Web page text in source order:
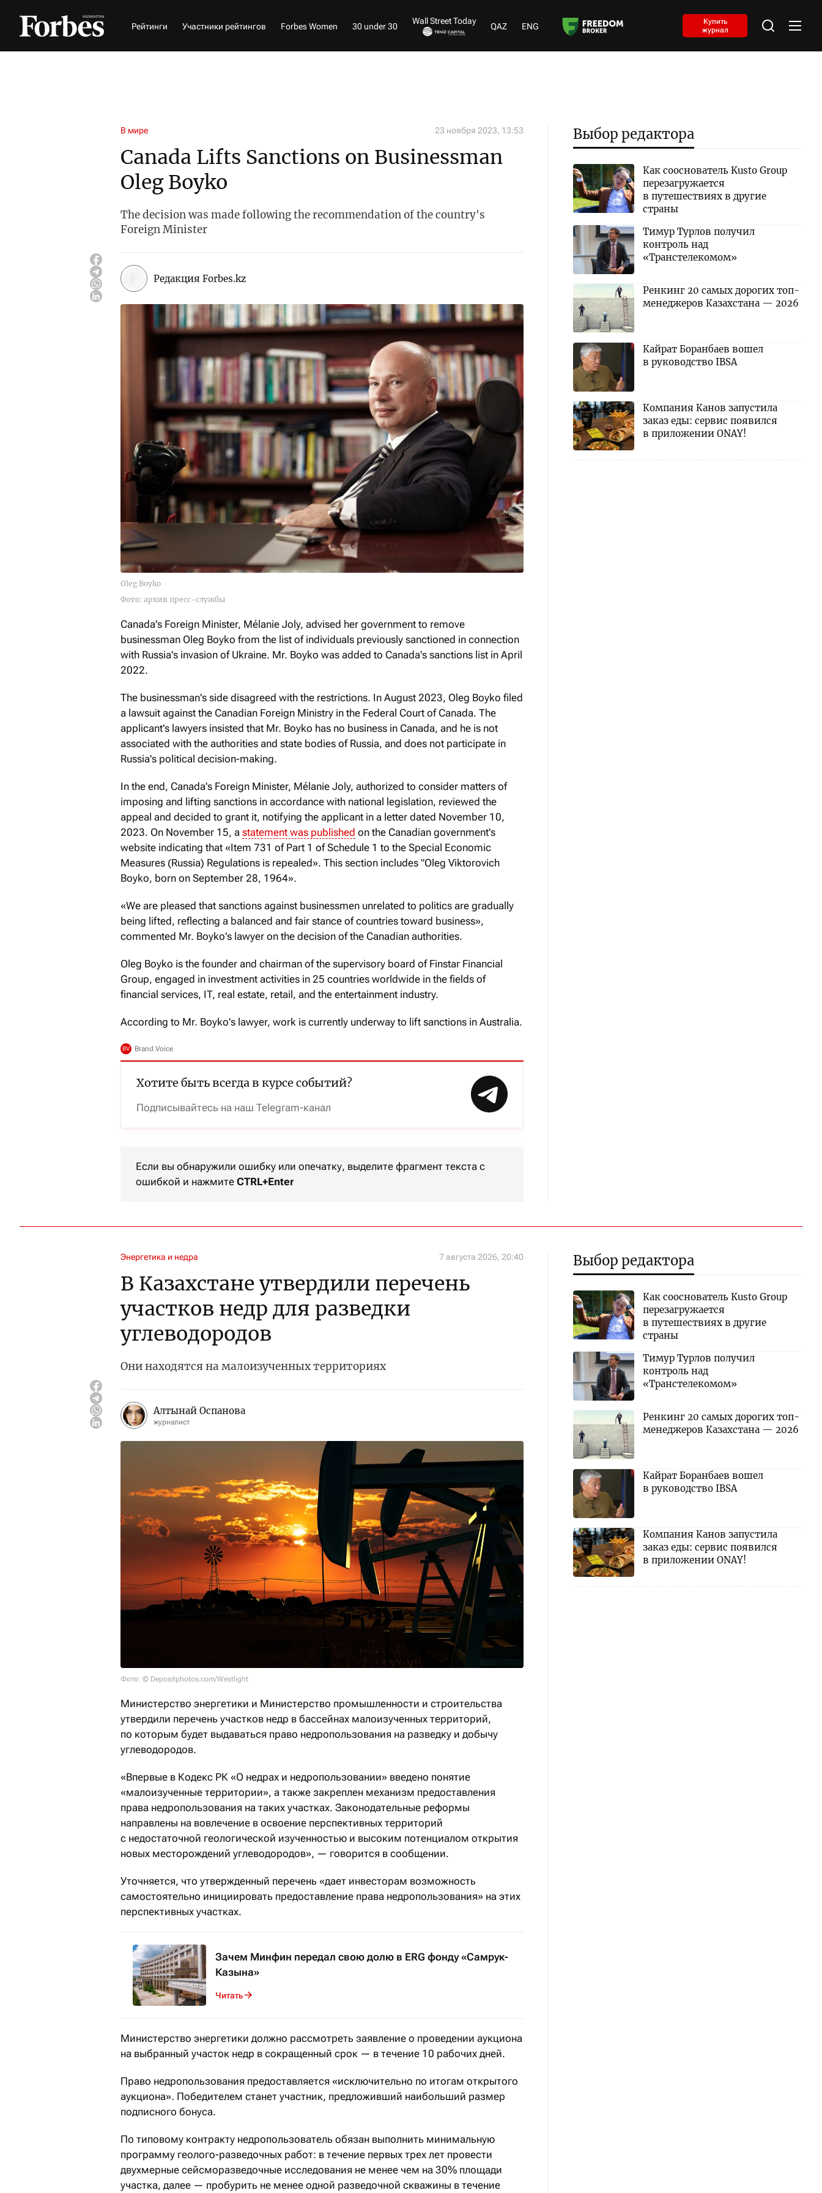
Рейтинги Участники рейтингов Forbes Women 30 under 30
Wall Street Today
QAZ ENG
Купить
журнал
В мире 23 ноября 2023, 13:53
Canada Lifts Sanctions on Businessman
Oleg Boyko
The decision was made following the recommendation of the country's
Foreign Minister
Редакция Forbes.kz
Oleg Boyko
Фото: архив пресс-службы
Canada's Foreign Minister, Mélanie Joly, advised her government to remove
businessman Oleg Boyko from the list of individuals previously sanctioned in connection
with Russia's invasion of Ukraine. Mr. Boyko was added to Canada's sanctions list in April
2022.
The businessman's side disagreed with the restrictions. In August 2023, Oleg Boyko filed
a lawsuit against the Canadian Foreign Ministry in the Federal Court of Canada. The
applicant's lawyers insisted that Mr. Boyko has no business in Canada, and he is not
associated with the authorities and state bodies of Russia, and does not participate in
Russia's political decision-making.
In the end, Canada's Foreign Minister, Mélanie Joly, authorized to consider matters of
imposing and lifting sanctions in accordance with national legislation, reviewed the
appeal and decided to grant it, notifying the applicant in a letter dated November 10,
2023. On November 15, a statement was published on the Canadian government's
website indicating that «Item 731 of Part 1 of Schedule 1 to the Special Economic
Measures (Russia) Regulations is repealed». This section includes "Oleg Viktorovich
Boyko, born on September 28, 1964».
«We are pleased that sanctions against businessmen unrelated to politics are gradually
being lifted, reflecting a balanced and fair stance of countries toward business»,
commented Mr. Boyko's lawyer on the decision of the Canadian authorities.
Oleg Boyko is the founder and chairman of the supervisory board of Finstar Financial
Group, engaged in investment activities in 25 countries worldwide in the fields of
financial services, IT, real estate, retail, and the entertainment industry.
According to Mr. Boyko's lawyer, work is currently underway to lift sanctions in Australia.
Хотите быть всегда в курсе событий?
Подписывайтесь на наш Telegram-канал
Если вы обнаружили ошибку или опечатку, выделите фрагмент текста с
ошибкой и нажмите CTRL+Enter
Выбор редактора
Как сооснователь Kusto Group
перезагружается
в путешествиях в другие
страны
Тимур Турлов получил
контроль над
«Транстелекомом»
Ренкинг 20 самых дорогих топ-
менеджеров Казахстана — 2026
Кайрат Боранбаев вошел
в руководство IBSA
Компания Канов запустила
заказ еды: сервис появился
в приложении ONAY!
Энергетика и недра 7 августа 2026, 20:40
В Казахстане утвердили перечень
участков недр для разведки
углеводородов
Они находятся на малоизученных территориях
Алтынай Оспанова
журналист
Фото: © Depositphotos.com/Westlight
Министерство энергетики и Министерство промышленности и строительства
утвердили перечень участков недр в бассейнах малоизученных территорий,
по которым будет выдаваться право недропользования на разведку и добычу
углеводородов.
«Впервые в Кодекс РК «О недрах и недропользовании» введено понятие
«малоизученные территории», а также закреплен механизм предоставления
права недропользования на таких участках. Законодательные реформы
направлены на вовлечение в освоение перспективных территорий
с недостаточной геологической изученностью и высоким потенциалом открытия
новых месторождений углеводородов», — говорится в сообщении.
Уточняется, что утвержденный перечень «дает инвесторам возможность
самостоятельно инициировать предоставление права недропользования» на этих
перспективных участках.
Зачем Минфин передал свою долю в ERG фонду «Самрук-
Казына»
Читать
Министерство энергетики должно рассмотреть заявление о проведении аукциона
на выбранный участок недр в сокращенный срок — в течение 10 рабочих дней.
Право недропользования предоставляется «исключительно по итогам открытого
аукциона». Победителем станет участник, предложивший наибольший размер
подписного бонуса.
По типовому контракту недропользователь обязан выполнить минимальную
программу геолого-разведочных работ: в течение первых трех лет провести
двухмерные сейсморазведочные исследования не менее чем на 30% площади
участка, далее — пробурить не менее одной разведочной скважины в течение
Выбор редактора
Как сооснователь Kusto Group
перезагружается
в путешествиях в другие
страны
Тимур Турлов получил
контроль над
«Транстелекомом»
Ренкинг 20 самых дорогих топ-
менеджеров Казахстана — 2026
Кайрат Боранбаев вошел
в руководство IBSA
Компания Канов запустила
заказ еды: сервис появился
в приложении ONAY!